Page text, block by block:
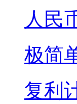
人民
极简
复利